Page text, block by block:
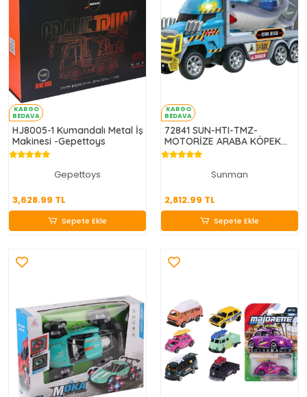
KARGO
BEDAVA
HJ8005-1 Kumandalı Metal İş
Makinesi -Gepettoys
Gepettoys
3,628.99 TL
3,628.99 TL
Sepete Ekle
Sepete Ekle
KARGO
BEDAVA
72841 SUN-HTI-TMZ-
MOTORİZE ARABA KÖPEK
BALIĞI KURTARICISI MÜZİK
Sunman
2,812.99 TL
2,812.99 TL
Sepete Ekle
Sepete Ekle